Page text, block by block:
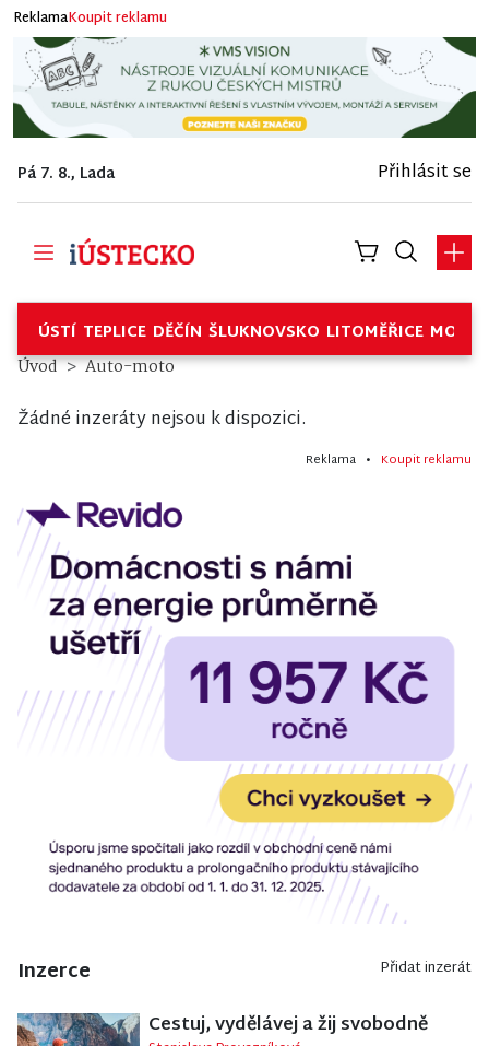
ReklamaKoupit reklamu
Pá 7. 8., Lada Přihlásit se
ÚSTÍ TEPLICE DĚČÍN ŠLUKNOVSKO LITOMĚŘICE
Úvod Auto-moto
Žádné inzeráty nejsou k dispozici.
Reklama • Koupit reklamu
Inzerce Přidat inzerát
Cestuj, vydělávej a žij svobodně